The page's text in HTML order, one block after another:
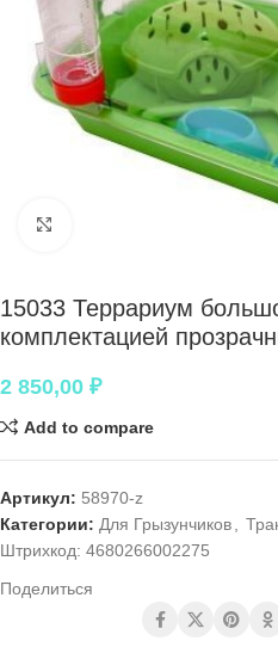
15033 Террариум
комплектацией
2 850,00 ₽
Add to compare
Артикул: 58970-z
Категории: Для Грызунчиков
Штрихкод: 4680266002275
Поделиться